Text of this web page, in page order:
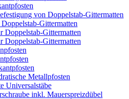
von Doppelstab-Gittermatten
Gittermatten
Doppelstab-Gittermatten
Doppelstab-Gittermatten
Metallpfosten
Universalstäbe
inkl. Mauerspreizdübel